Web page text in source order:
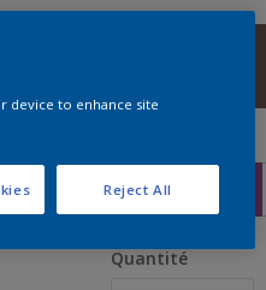
Quantité
device to enhance site
Reject All